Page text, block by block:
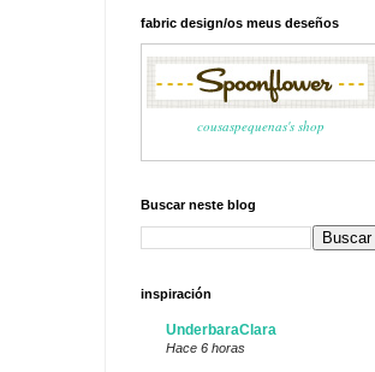
fabric design/os meus deseños
cousaspequenas's shop
Buscar neste blog
inspiración
UnderbaraClara
Hace 6 horas